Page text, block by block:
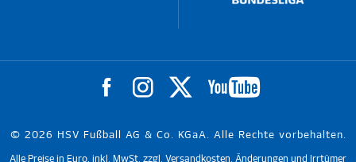
© 2026 HSV Fußball AG & Co. KGaA. Alle Rechte vorbehalten.
Alle Preise in Euro, inkl. MwSt. zzgl. Versandkosten. Änderungen und Irrtümer